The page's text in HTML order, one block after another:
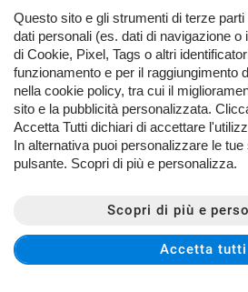
Prezzo: 24.900 €
Tua da333 €/ mese Calcola il
Iva esposta: No
Diesel
1.499 cc
Porte: 5
0
MAGGIORI
Questo sito e gli strumenti di terze
dati personali (es. dati di navigazione o
di Cookie, Pixel, Tags o altri
funzionamento e per il raggiungimento
nella cookie policy, tra cui il
sito e la pubblicità personalizzata.
Accetta Tutti dichiari di accettare
In alternativa puoi personalizzare le
pulsante. Scopri di più e personalizza.
Scopri di più e
Accetta tutti